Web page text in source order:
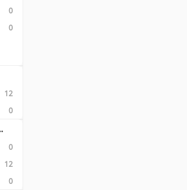
0
0
12
0
0
12
0